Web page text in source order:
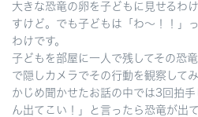
大きな恐竜の卵を子どもに見せるわ
すけど。でも子どもは「わ～！！」
わけです。
子どもを部屋に一人で残してその恐
で隠しカメラでその行動を観察して
かじめ聞かせたお話の中では3回拍
ん出てこい！」と言ったら恐竜が出